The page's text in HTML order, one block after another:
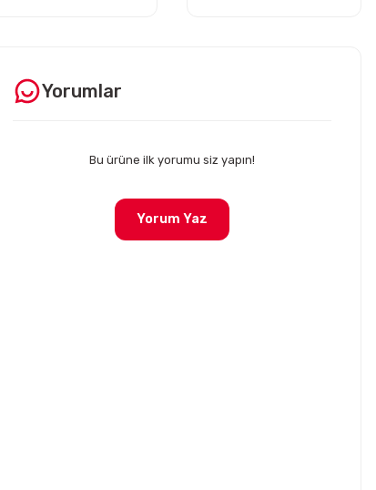
Yorumlar
Bu ürüne ilk yorumu siz yapın!
Yorum Yaz